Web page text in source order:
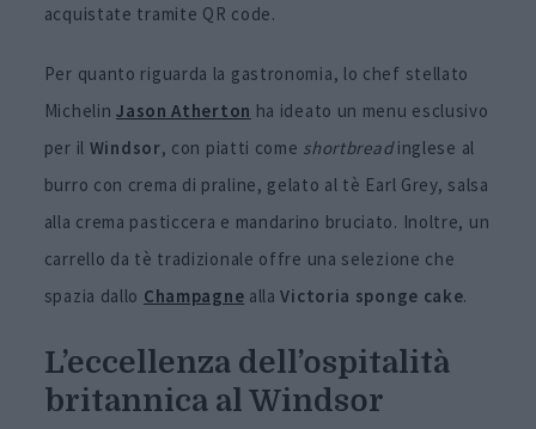
acquistate tramite QR code.
Per quanto riguarda la gastronomia, lo chef stellato
Michelin Jason Atherton ha ideato un menu esclusivo
per il Windsor, con piatti come shortbreadinglese al
burro con crema di praline, gelato al tè Earl Grey, salsa
alla crema pasticcera e mandarino bruciato. Inoltre, un
carrello da tè tradizionale offre una selezione che
spazia dallo Champagne allaVictoria sponge cake.
L’eccellenza dell’ospitalità
britannica al Windsor